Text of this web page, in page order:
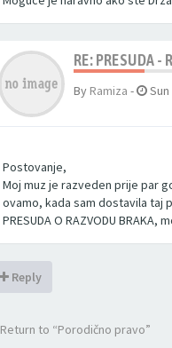
RE: PRESUDA -
By Ramiza -
Postovanje,
Moj muz je razveden prije par
ovamo, kada sam dostavila taj
PRESUDA O RAZVODU
Reply
Return to “Porodično pravo”